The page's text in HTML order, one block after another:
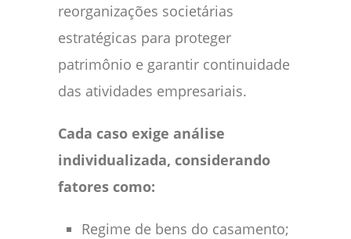
reorganizações societárias
estratégicas para proteger
patrimônio e garantir continuidade
das atividades empresariais.
Cada caso exige análise
individualizada, considerando
fatores como:
Regime de bens do casamento;